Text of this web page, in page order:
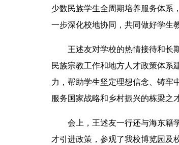
少数民族学生全周期培养服务体系
一步深化校地协同，共同做好学生
王述友对学校的热情接待和长
民族宗教工作和地方人才政策体系
力，帮助学生坚定理想信念、铸牢
服务国家战略和乡村振兴的栋梁之才
会上，王述友一行还与海东籍
才引进政策，参观了我校博览园及